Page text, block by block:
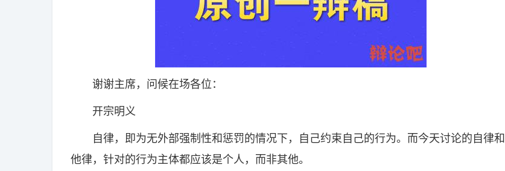
谢谢主席，问候在场各位：
开宗明义
自律，即为无外部强制性和惩罚的情况下，自己约束自己的行为。而今天讨论的自律和
他律，针对的行为主体都应该是个人，而非其他。